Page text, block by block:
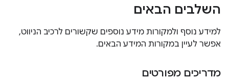
השלבים הבאים
למידע נוסף ולמקורות מידע נוספים שקשורים לרכיב הניווט,
אפשר לעיין במקורות המידע הבאים.
מדריכים מפורטים